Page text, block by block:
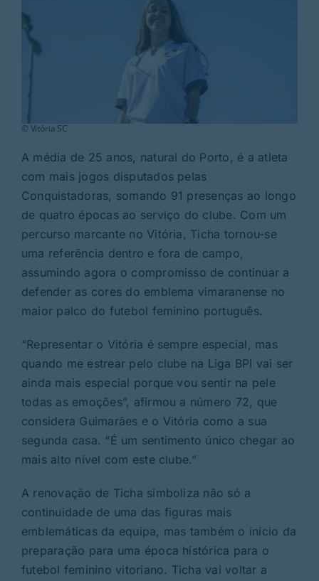
Search
For:
© Vitória SC
A média de 25 anos, natural do Porto, é a atleta
com mais jogos disputados pelas
Conquistadoras, somando 91 presenças ao longo
de quatro épocas ao serviço do clube. Com um
percurso marcante no Vitória, Ticha tornou-se
uma referência dentro e fora de campo,
assumindo agora o compromisso de continuar a
defender as cores do emblema vimaranense no
maior palco do futebol feminino português.
“Representar o Vitória é sempre especial, mas
quando me estrear pelo clube na Liga BPI vai ser
ainda mais especial porque vou sentir na pele
todas as emoções”, afirmou a número 72, que
considera Guimarães e o Vitória como a sua
segunda casa. “É um sentimento único chegar ao
mais alto nível com este clube.”
A renovação de Ticha simboliza não só a
continuidade de uma das figuras mais
emblemáticas da equipa, mas também o início da
preparação para uma época histórica para o
futebol feminino vitoriano. Ticha vai voltar a